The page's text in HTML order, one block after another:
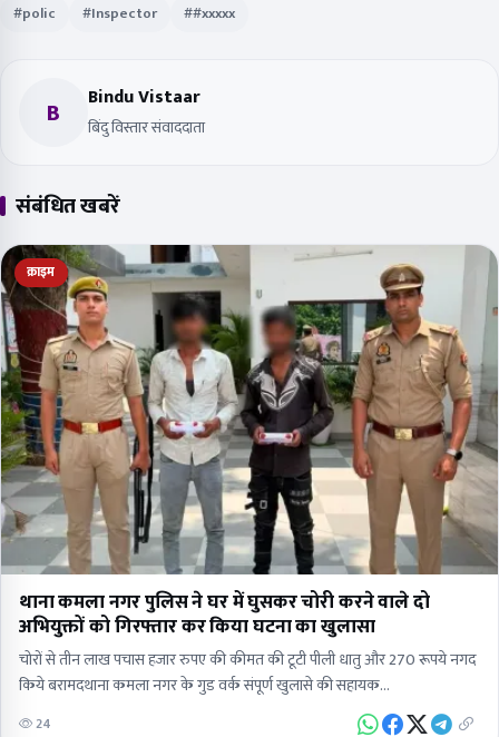
#polic #Inspector ##xxxxx
B Bindu Vistaar
बिंदु विस्तार संवाददाता
संबंधित खबरें
क्राइम
थाना कमला नगर पुलिस ने घर में घुसकर चोरी करने वाले दो
अभियुक्तों को गिरफ्तार कर किया घटना का खुलासा
चोरों से तीन लाख पचास हजार रुपए की कीमत की टूटी पीली धातु और 270 रूपये नगद
किये बरामदथाना कमला नगर के गुड वर्क संपूर्ण खुलासे की सहायक…
24